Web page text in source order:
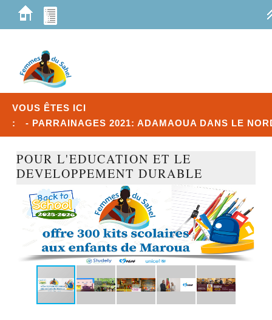
VOUS ÊTES ICI
:
- PARRAINAGES 2021: ADAMAOUA DANS LE
POUR L'EDUCATION ET LE
DEVELOPPEMENT DURABLE